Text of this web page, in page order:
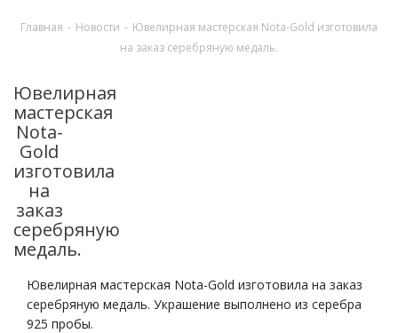
Главная - Новости - Ювелирная мастерская Nota-Gold изготовила
на заказ серебряную медаль.
Ювелирная
мастерская
Nota-
Gold
изготовила
на
заказ
серебряную
медаль.
Ювелирная мастерская Nota-Gold изготовила на заказ
серебряную медаль. Украшение выполнено из серебра
925 пробы.